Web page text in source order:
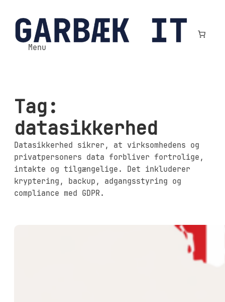
til
indhold
Menu
Tag:
datasikkerhed
Datasikkerhed sikrer, at virksomhedens og
privatpersoners data forbliver fortrolige,
intakte og tilgængelige. Det inkluderer
kryptering, backup, adgangsstyring og
compliance med GDPR.